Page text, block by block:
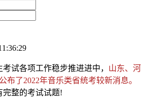
试各项工作稳步推进进中， 山东、河
布了2022年音乐类省统考较新消息。
完整的考试试题!